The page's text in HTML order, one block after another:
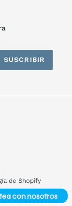
SUSCRIBIR
de Shopify
con nosotros